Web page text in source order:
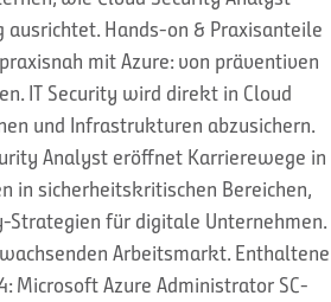
ausrichtet. Hands-on & Praxisanteile
mit Azure: von präventiven
IT Security wird direkt in Cloud
und Infrastrukturen abzusichern.
Analyst eröffnet Karrierewege in
in sicherheitskritischen Bereichen,
für digitale Unternehmen.
Arbeitsmarkt. Enthaltene
Microsoft Azure Administrator SC-